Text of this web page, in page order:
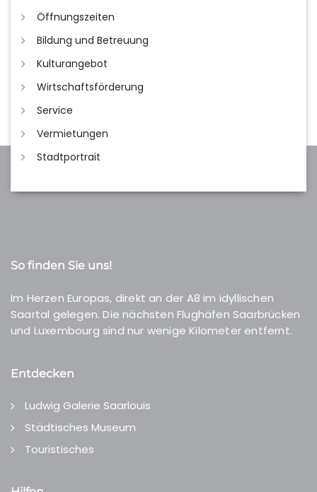
Öffnungszeiten
Bildung und Betreuung
Kulturangebot
Wirtschaftsförderung
Service
Vermietungen
Stadtportrait
So finden Sie uns!
Im Herzen Europas, direkt an der A8 im idyllischen
Saartal gelegen. Die nächsten Flughäfen Saarbrücken
und Luxembourg sind nur wenige Kilometer entfernt.
Entdecken
Ludwig Galerie Saarlouis
Städtisches Museum
Touristisches